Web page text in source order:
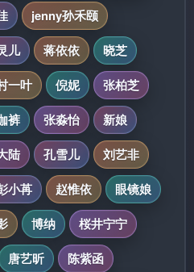
jenny孙禾颐
儿 蒋依依
晓芝
一叶 倪妮
张柏芝
裤 张淼怡
新娘
陆 孔雪儿
刘艺非
小苒 赵惟依
眼镜娘
博纳
桜井宁宁
唐艺昕
陈紫函